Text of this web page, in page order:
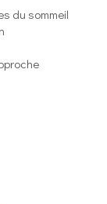
du sommeil